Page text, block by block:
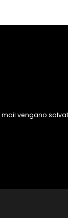
vengano